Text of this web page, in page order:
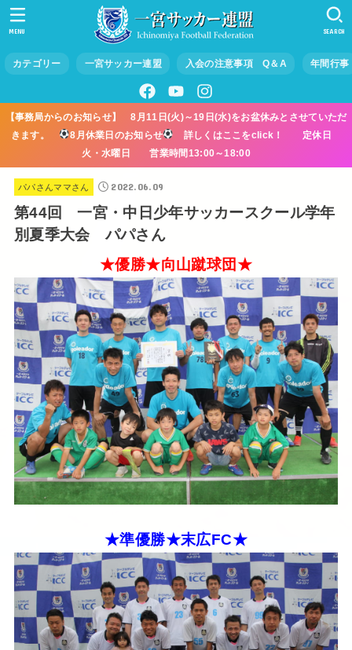
カテゴリー 一宮サッカー連盟 入会の注意事項 Q＆A 年間行事
SEARCH
MENU
【事務局からのお知らせ】 8月11日(火)～19日(水)をお盆休みとさせていただ
きます。
8月休業日のお知らせ
詳しくはここをclick！ 定休日
火・水曜日 営業時間13:00～18:00
パパさんママさん 2022.06.09
第44回 一宮・中日少年サッカースクール学年
別夏季大会 パパさん
★優勝★向山蹴球団★
★準優勝★末広FC★